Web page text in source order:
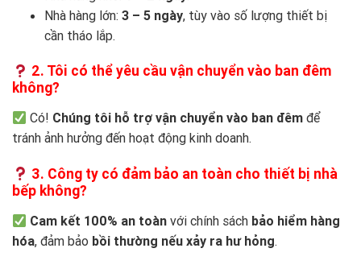
Nhà hàng lớn: 3 – 5 ngày, tùy vào số lượng thiết bị
cần tháo lắp.
2. Tôi có thể yêu cầu vận chuyển vào ban đêm
không?
Có! Chúng tôi hỗ trợ vận chuyển vào ban đêm để
tránh ảnh hưởng đến hoạt động kinh doanh.
3. Công ty có đảm bảo an toàn cho thiết bị nhà
bếp không?
Cam kết 100% an toàn với chính sách bảo hiểm hàng
hóa, đảm bảo bồi thường nếu xảy ra hư hỏng.